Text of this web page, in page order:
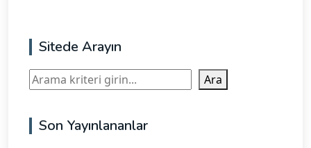
Sitede Arayın
Ara Ara
Son Yayınlananlar